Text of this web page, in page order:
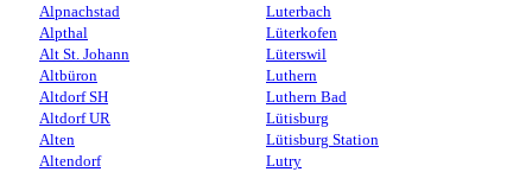
Alpnachstad
Alpthal
Alt St. Johann
Altbüron
Altdorf SH
Altdorf UR
Alten
Altendorf
Luterbach
Lüterkofen
Lüterswil
Luthern
Luthern Bad
Lütisburg
Lütisburg Station
Lutry